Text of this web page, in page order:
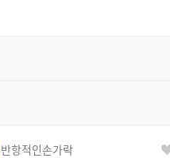
반항적인손가락